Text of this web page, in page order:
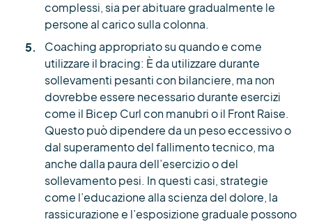
complessi, sia per abituare gradualmente le
persone al carico sulla colonna.
Coaching appropriato su quando e come
utilizzare il bracing: È da utilizzare durante
sollevamenti pesanti con bilanciere, ma non
dovrebbe essere necessario durante esercizi
come il Bicep Curl con manubri o il Front Raise.
Questo può dipendere da un peso eccessivo o
dal superamento del fallimento tecnico, ma
anche dalla paura dell’esercizio o del
sollevamento pesi. In questi casi, strategie
come l’educazione alla scienza del dolore, la
rassicurazione e l’esposizione graduale possono